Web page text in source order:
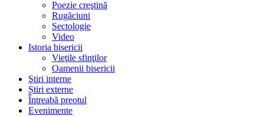
Poezie creştină
Rugăciuni
Sectologie
Video
Istoria bisericii
Vieţile sfinţilor
Oamenii bisericii
Ştiri interne
Știri externe
Întreabă preotul
Evenimente